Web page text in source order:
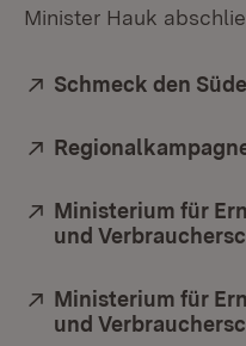
Minister Hauk
Extern:
Schmeck den
Extern:
Extern:
Ministerium für
und
Extern:
Ministerium für
und